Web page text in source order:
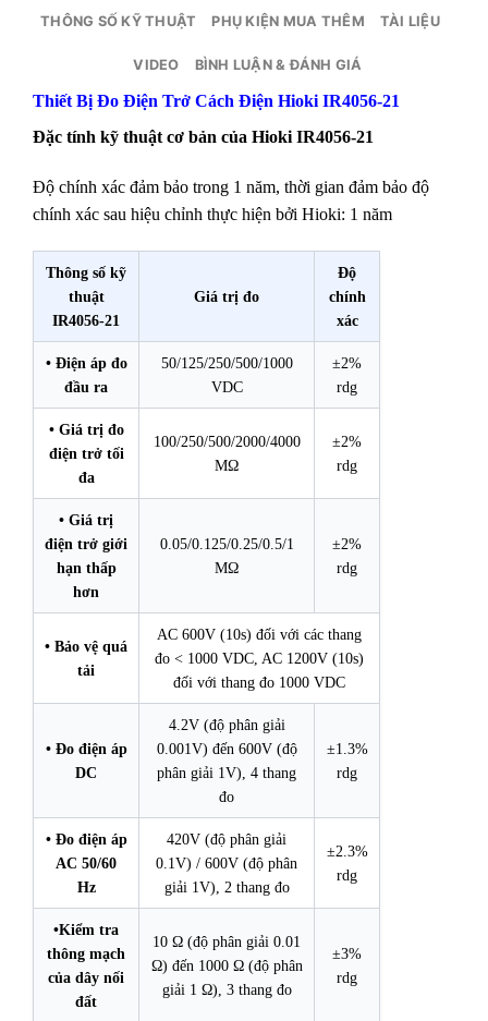
THÔNG SỐ KỸ THUẬT PHỤ KIỆN MUA THÊM TÀI LIỆU
VIDEO BÌNH LUẬN & ĐÁNH GIÁ
Thiết Bị Đo Điện Trở Cách Điện Hioki IR4056-21
Đặc tính kỹ thuật cơ bản của Hioki IR4056-21
Độ chính xác đảm bảo trong 1 năm, thời gian đảm bảo độ
chính xác sau hiệu chỉnh thực hiện bởi Hioki: 1 năm
Thông số kỹ
thuật
IR4056-21
Giá trị đo
Độ
chính
xác
• Điện áp đo
đầu ra
50/125/250/500/1000
VDC
±2%
rdg
• Giá trị đo
điện trở tối
đa
100/250/500/2000/4000
MΩ
±2%
rdg
• Giá trị
điện trở giới
hạn thấp
hơn
0.05/0.125/0.25/0.5/1
MΩ
±2%
rdg
• Bảo vệ quá
tải
AC 600V (10s) đối với các thang
đo < 1000 VDC, AC 1200V (10s)
đối với thang đo 1000 VDC
• Đo điện áp
DC
4.2V (độ phân giải
0.001V) đến 600V (độ
phân giải 1V), 4 thang
đo
±1.3%
rdg
• Đo điện áp
AC 50/60
Hz
420V (độ phân giải
0.1V) / 600V (độ phân
giải 1V), 2 thang đo
±2.3%
rdg
•Kiểm tra
thông mạch
của dây nối
đất
10 Ω (độ phân giải 0.01
Ω) đến 1000 Ω (độ phân
giải 1 Ω), 3 thang đo
±3%
rdg